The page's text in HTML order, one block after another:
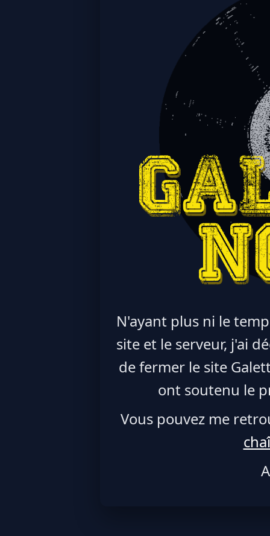
N'ayant plus ni le
site et le serveur, j'ai
de fermer le site
ont soutenu le
Vous pouvez me